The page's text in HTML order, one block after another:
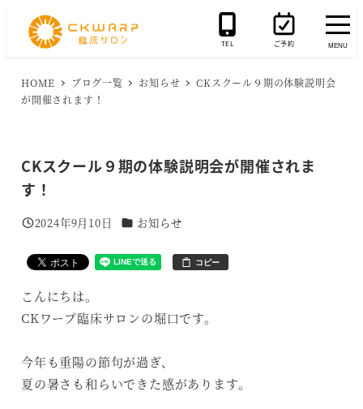
TEL ご予約 MENU
HOME ブログ一覧 お知らせ
CKスクール９期の体験説明会
が開催されます！
CKスクール９期の体験説明会が開催されま
す！
投稿日
2024年9月10日 カテゴリー
お知らせ
コピー
こんにちは。
CKワープ臨床サロンの堀口です。
今年も重陽の節句が過ぎ、
夏の暑さも和らいできた感があります。